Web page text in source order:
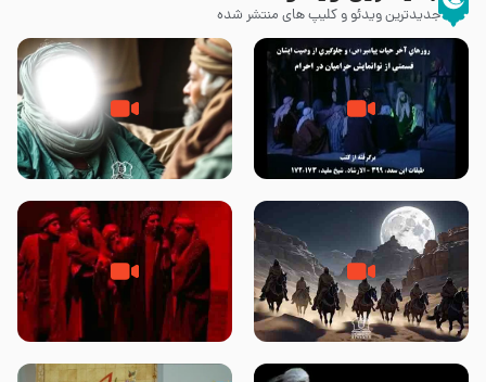
جدیدترین ویدئو و کلیپ های منتشر شده
روزهای آخر حیات پیامبر اکرم صلی
الله علیه و آله – قسمتی از
وصیتی که نوشته نشد (حدیث
قرطاس)
‌‌‌‌‌‌‌داستان ترور نافرجام رسول خدا
صلی الله علیه و آله – شهادت
قسمتی از نوا نمایش بیرق ماندگار
بیان توطئه های منافقین پیش از